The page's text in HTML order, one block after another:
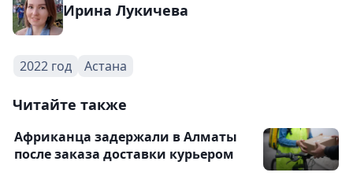
Ирина Лукичева
2022 год Астана
Читайте также
Африканца задержали в Алматы
после заказа доставки курьером